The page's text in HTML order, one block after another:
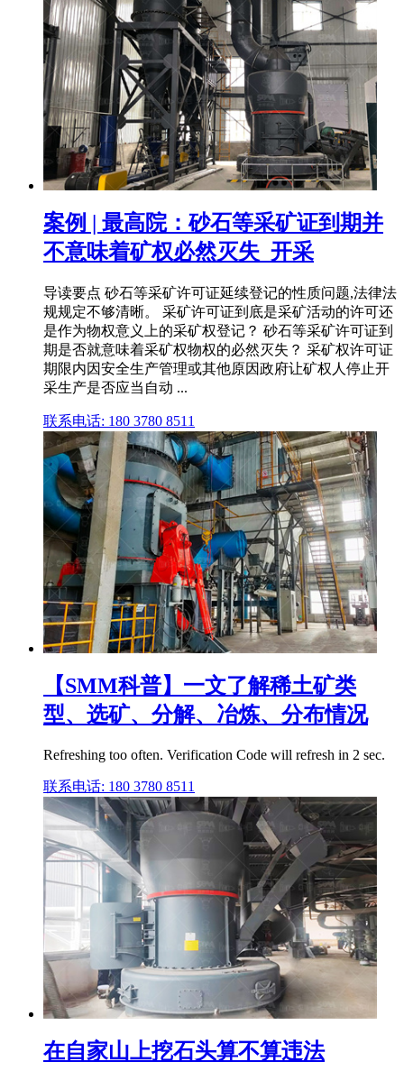
案例 | 最高院：砂石等采矿证到期并
不意味着矿权必然灭失_开采
导读要点 砂石等采矿许可证延续登记的性质问题,法律法
规规定不够清晰。 采矿许可证到底是采矿活动的许可还
是作为物权意义上的采矿权登记？ 砂石等采矿许可证到
期是否就意味着采矿权物权的必然灭失？ 采矿权许可证
期限内因安全生产管理或其他原因政府让矿权人停止开
采生产是否应当自动 ...
联系电话: 180 3780 8511
【SMM科普】一文了解稀土矿类
型、选矿、分解、冶炼、分布情况
Refreshing too often. Verification Code will refresh in 2 sec.
联系电话: 180 3780 8511
在自家山上挖石头算不算违法